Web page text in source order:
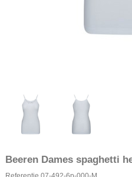
Beeren Dames spaghetti